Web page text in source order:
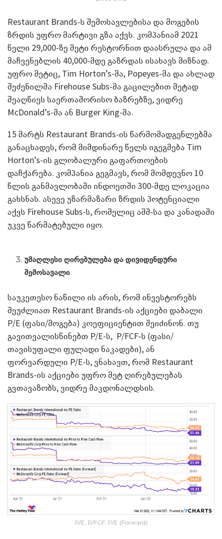
Restaurant Brands-ს შემოსავლებისა და მოგების
ზრდის უფრო მარტივი გზა აქვს. კომპანიამ 2021
წელი 29,000-ზე მეტი რესტორნით დაასრულა და ამ
მაჩვენებლის 40,000-მდე გაზრდას ისახავს მიზნად.
უფრო მეტიც, Tim Horton’s-მა, Popeyes-მა და ახლად
შეძენილმა Firehouse Subs-მა გაცილებით მეტად
შეაღწიეს საერთაშორისო ბაზრებზე, ვიდრე
McDonald’s-მა ან Burger King-მა.
15 მარტს Restaurant Brands-ის წარმომადგენლებმა
განაცხადეს, რომ მიმდინარე წელს იგეგმება Tim
Horton’s-ის გლობალური გაფართოების
დაჩქარება. კომპანია გეგმავს, რომ მომდევნო 10
წლის განმავლობაში ინდოეთში 300-მდე ლოკაცია
გახსნას. ასევე უზარმაზარი ზრდის პოტენციალი
აქვს Firehouse Subs-ს, რომელიც აშშ-სა და კანადაში
უკვე წარმატებული იყო.
უმაღლესი ღირებულება და დივიდენდური
შემოსავალი
საუკეთესო ნაწილი ის არის, რომ ინვესტორებს
შეუძლიათ Restaurant Brands-ის აქციები დაბალი
P/E (ფასი/მოგება) კოეფიციენტით შეიძინონ. თუ
გავითვალისწინებთ P/E-ს, P/FCF-ს (ფასი/
თავისუფალი ფულადი ნაკადები), ან
ფორვარდული P/E-ს, ვნახავთ, რომ Restaurant
Brands-ის აქციები უფრო მეტ ღირებულებას
გვთავაზობს, ვიდრე მაკდონალდსის.
P/E, P/FCF, P/E (Forward)